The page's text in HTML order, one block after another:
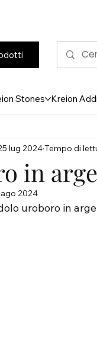
Stones Kreion
in
lug 2024Tempo di
ago 2024
uroboro in